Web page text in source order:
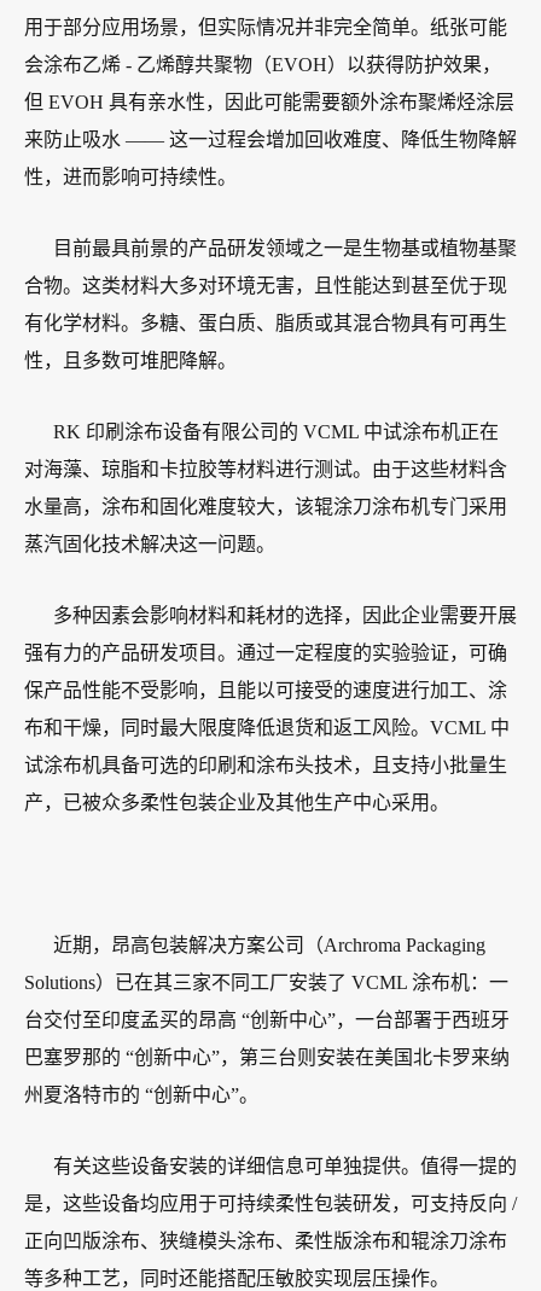
用于部分应用场景，但实际情况并非完全简单。纸张可能
会涂布乙烯 - 乙烯醇共聚物（EVOH）以获得防护效果，
但 EVOH 具有亲水性，因此可能需要额外涂布聚烯烃涂层
来防止吸水 —— 这一过程会增加回收难度、降低生物降解
性，进而影响可持续性。
目前最具前景的产品研发领域之一是生物基或植物基聚
合物。这类材料大多对环境无害，且性能达到甚至优于现
有化学材料。多糖、蛋白质、脂质或其混合物具有可再生
性，且多数可堆肥降解。
RK 印刷涂布设备有限公司的 VCML 中试涂布机正在
对海藻、琼脂和卡拉胶等材料进行测试。由于这些材料含
水量高，涂布和固化难度较大，该辊涂刀涂布机专门采用
蒸汽固化技术解决这一问题。
多种因素会影响材料和耗材的选择，因此企业需要开展
强有力的产品研发项目。通过一定程度的实验验证，可确
保产品性能不受影响，且能以可接受的速度进行加工、涂
布和干燥，同时最大限度降低退货和返工风险。VCML 中
试涂布机具备可选的印刷和涂布头技术，且支持小批量生
产，已被众多柔性包装企业及其他生产中心采用。
近期，昂高包装解决方案公司（Archroma Packaging
Solutions）已在其三家不同工厂安装了 VCML 涂布机：一
台交付至印度孟买的昂高 “创新中心”，一台部署于西班牙
巴塞罗那的 “创新中心”，第三台则安装在美国北卡罗来纳
州夏洛特市的 “创新中心”。
有关这些设备安装的详细信息可单独提供。值得一提的
是，这些设备均应用于可持续柔性包装研发，可支持反向 /
正向凹版涂布、狭缝模头涂布、柔性版涂布和辊涂刀涂布
等多种工艺，同时还能搭配压敏胶实现层压操作。